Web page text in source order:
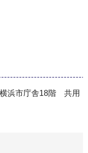
浜市庁舎18階 共用